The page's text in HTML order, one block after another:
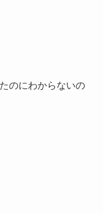
のにわからないの